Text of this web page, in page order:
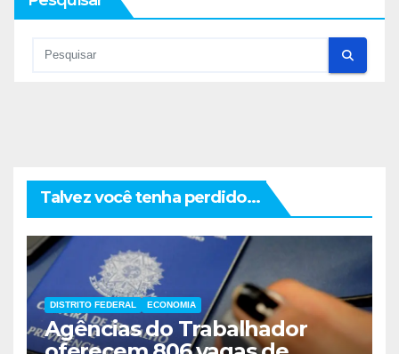
Talvez você tenha perdido...
DISTRITO FEDERAL ECONOMIA
Agências do Trabalhador